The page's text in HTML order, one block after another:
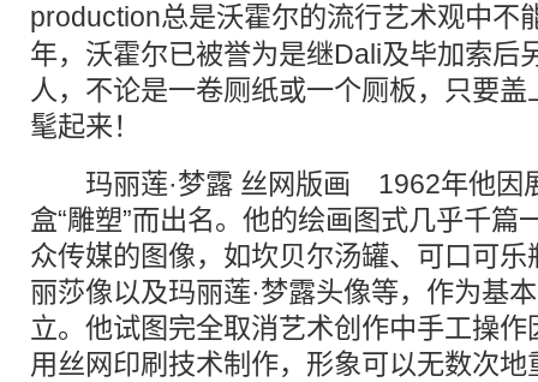
production总是沃霍尔的流行艺术观中不
年，沃霍尔已被誉为是继Dali及毕加索后
人，不论是一卷厕纸或一个厕板，只要
髦起来！
玛丽莲·梦露 丝网版画 1962年他因
盒“雕塑”而出名。他的绘画图式几乎千篇
众传媒的图像，如坎贝尔汤罐、可口可
丽莎像以及玛丽莲·梦露头像等，作为基
立。他试图完全取消艺术创作中手工操
用丝网印刷技术制作，形象可以无数次